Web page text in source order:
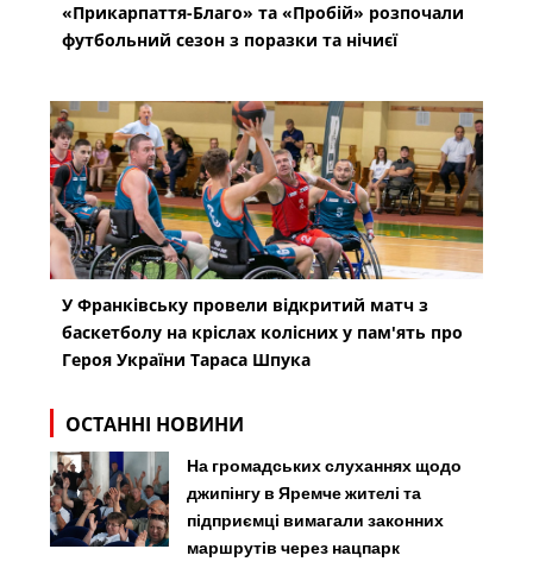
«Прикарпаття-Благо» та «Пробій» розпочали
футбольний сезон з поразки та нічиєї
У Франківську провели відкритий матч з
баскетболу на кріслах колісних у пам'ять про
Героя України Тараса Шпука
ОСТАННІ НОВИНИ
На громадських слуханнях щодо
джипінгу в Яремче житeлі та
підприємці вимагали законних
маршрутів через нацпарк